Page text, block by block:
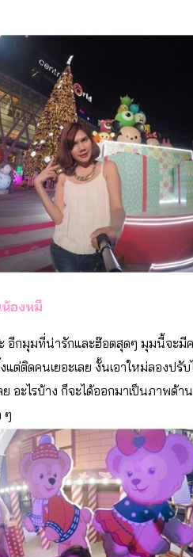
องหมี
อีกมุมที่น่ารักและฮ๊อตสุดๆ มุมนี้จะมี
แต่ติดคนเยอะเลย งั้นเอาใหม่ลองปรั
ย อะไรบ้าง ก็จะได้ออกมาเป็นภาพ
ๆ